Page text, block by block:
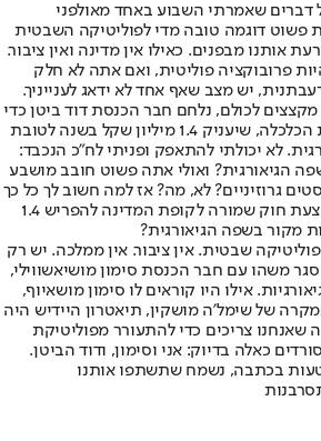
דברים שאמרתי השבוע באחד מאולפני
פשוט דוגמה טובה מדי לפוליטיקה השבטית
אותנו מבפנים. כאילו אין מדינה ואין ציבור.
פרובוקציה פוליטית, ואם אתה לא חלק
יש מצב שאף אחד לא ידאג לענייניך.
לכולם, נלחם חבר הכנסת דוד ביטן כדי
להעביר הצעת חוק בוועדת הכלכלה, שיעניק 1.4 מיליון שקל בשנה לטובת
לא יכולתי להתאפק ופניתי לח"כ הנכבד:
הגיאורגית? ואולי אתה פשוט חובב מושבע
גרוזיניים? לא, מה? אז למה חשוב לך כל כך
להעביר בוועדת הכלכלה הצעת חוק שמורה לקופת המדינה להפריש 1.4
מקור בשפה הגיאורגית?
שבטית. אין ציבור. אין ממלכה. יש רק
משהו עם חבר הכנסת סימון מושיאשווילי,
אילו היו קוראים לו סימון מושאיוף,
של שימל'ה מושקין, תיאטרון היידיש היה
צריכים כדי להתעורר מפוליטיקת
כאלה בדיוק: אני וסימון, ודוד הביטן.
בכתבה, נשמח שתשתפו אותנו
סרבנות